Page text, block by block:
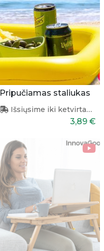
Pripučiamas staliukas
Išsiųsime iki ketvirtadienio
3,89 €